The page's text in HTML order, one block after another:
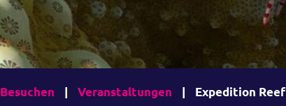
Besuchen | Veranstaltungen | Expedition Reef